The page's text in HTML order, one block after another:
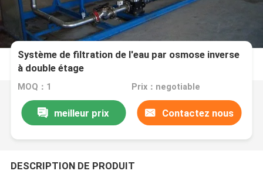
Système de filtration de l'eau par osmose inverse
à double étage
MOQ：1 Prix：negotiable
meilleur prix Contactez nous
DESCRIPTION DE PRODUIT